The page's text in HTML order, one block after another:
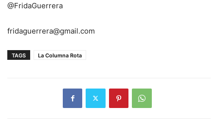
@FridaGuerrera
fridaguerrera@gmail.com
TAGS La Columna Rota